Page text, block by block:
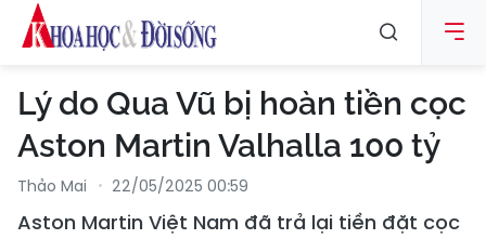
Lý do Qua Vũ bị hoàn tiền cọc
Aston Martin Valhalla 100 tỷ
Thảo Mai 22/05/2025 00:59
Aston Martin Việt Nam đã trả lại tiền đặt cọc